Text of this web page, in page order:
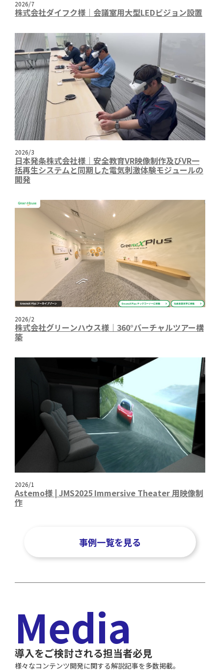
2026/7
株式会社ダイフク様｜会議室用大型LEDビジョン設置
2026/3
日本発条株式会社様｜安全教育VR映像制作及びVR一
括再生システムと同期した電気刺激体験モジュールの
開発
2026/2
株式会社グリーンハウス様｜360°バーチャルツアー構
築
2026/1
Astemo様 | JMS2025 Immersive Theater 用映像制
作
事例一覧を見る
Media
導入をご検討される担当者必見
様々なコンテンツ開発に関する解説記事を多数掲載。